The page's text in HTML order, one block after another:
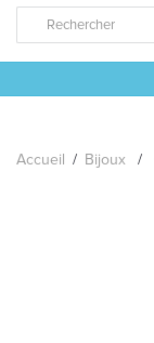
Accueil / Bijoux /